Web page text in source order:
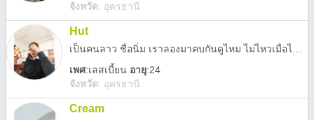
จังหวัด: อุดรธานี
Hut
เพศ:เลสเบี้ยน อายุ:24
จังหวัด: อุดรธานี
Cream